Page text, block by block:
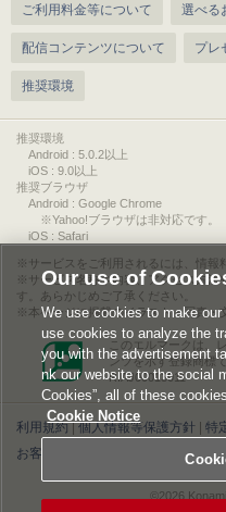
ご利用料金等について 選べる
配信コンテンツについて プレ
推奨環境
推奨環境
Android : 5.0.2以上
iOS : 9.0以上
推奨ブラウザ
Android : Google Chrome
※Yahoo!ブラウザは非対応です。
iOS : Safari
サービスをご利用されるには、情報
サービス名称や内容、アクセス方
す。あらかじめご了承ください。
本ページに掲載のイラスト・写真・
このエルマークは、
ンツを示す登録商標
RIAJ00013011
利用規約|個人情報等保護方針 特
お客様情報の外部送信について|
©2026
Our use of
We use cookies to make
use cookies to analyze the
you with the advertisement
nk our website to the social
Cookies”, all of these
Cookie Notice